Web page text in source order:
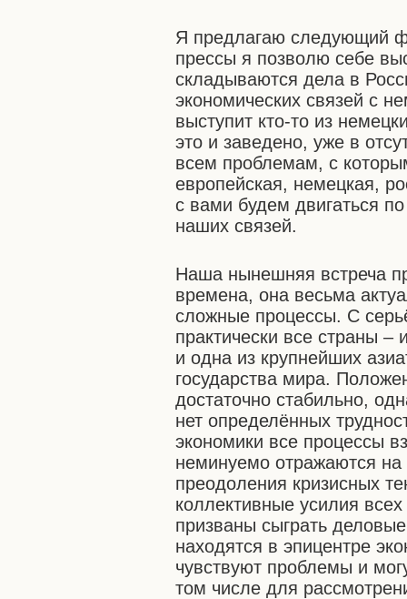
Я предлагаю следующий
прессы я позволю себе
складываются дела в
экономических связей с
выступит кто-то из
это и заведено, уже в
всем проблемам, с
европейская, немецкая,
с вами будем двигаться
наших связей.
Наша нынешняя встреча
времена, она весьма
сложные процессы. С
практически все страны
и одна из крупнейших
государства мира.
достаточно стабильно,
нет определённых
экономики все процессы
неминуемо отражаются
преодоления кризисных
коллективные усилия
призваны сыграть
находятся в эпицентре
чувствуют проблемы и
том числе для